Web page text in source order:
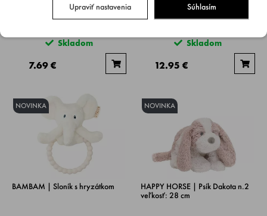
Skladom
7.69 €
Dakota veľkosť: 22 cm
Skladom
12.95 €
NOVINKA
BAMBAM | Sloník s hryzátkom
NOVINKA
HAPPY HORSE | Psík Dakota n.2
veľkosť: 28 cm
Upraviť nastavenia Súhlasím